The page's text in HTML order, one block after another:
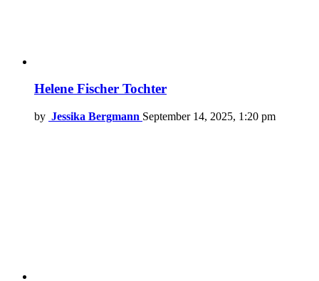
Helene Fischer Tochter
by Jessika Bergmann September 14, 2025, 1:20 pm